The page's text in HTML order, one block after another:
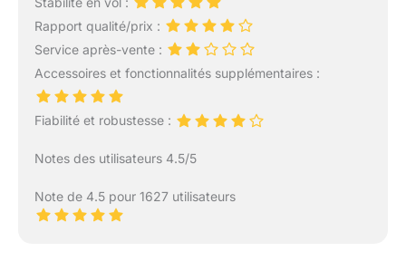
Rapport qualité/prix :
Service après-vente :
Accessoires et fonctionnalités supplémentaires :
Fiabilité et robustesse :
Notes des utilisateurs 4.5/5
Note de 4.5 pour 1627 utilisateurs